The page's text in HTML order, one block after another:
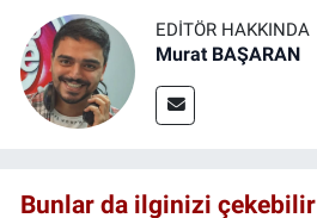
EDITÖR HAKKINDA
Murat BAŞARAN
Bunlar da ilginizi çekebilir